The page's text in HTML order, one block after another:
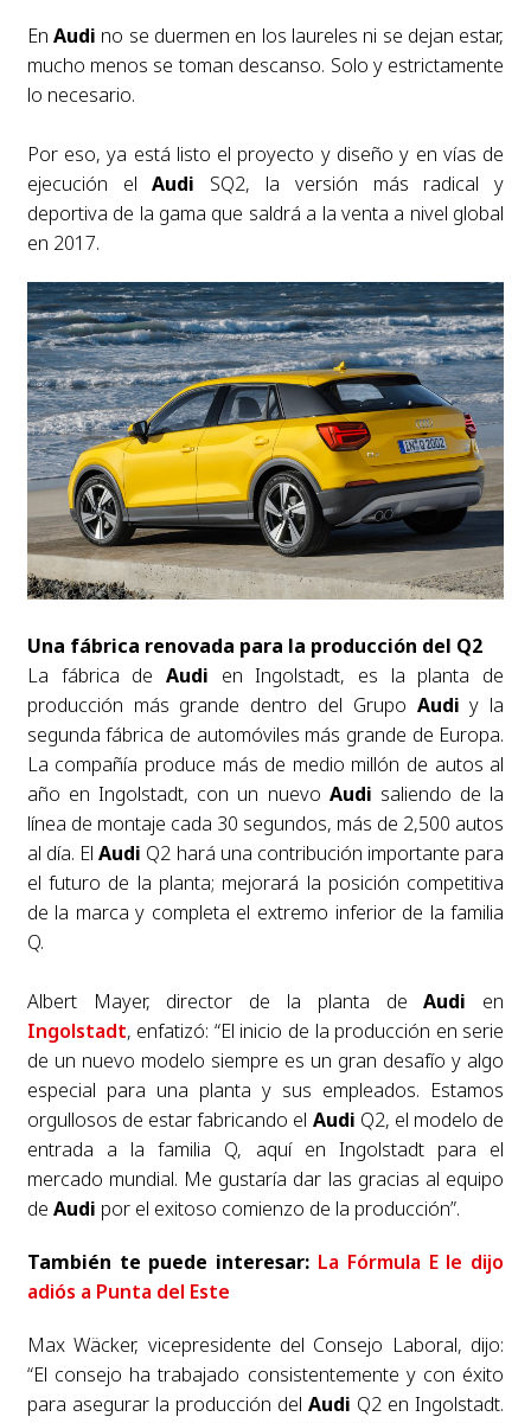
EnAudi no se duermen en los laureles ni se dejan estar,
mucho menos se toman descanso. Solo y estrictamente
lo necesario.
Por eso, ya está listo el proyecto y diseño y en vías de
ejecución elAudi SQ2, la versión más radical y
deportiva de la gama que saldrá a la venta a nivel global
en 2017.
Una fábrica renovada para la producción del Q2
La fábrica de Audi en Ingolstadt, es la planta de
producción más grande dentro del Grupo Audi y la
segunda fábrica de automóviles más grande de Europa.
La compañía produce más de medio millón de autos al
año en Ingolstadt, con un nuevo Audi saliendo de la
línea de montaje cada 30 segundos, más de 2,500 autos
al día. ElAudi Q2 hará una contribución importante para
el futuro de la planta; mejorará la posición competitiva
de la marca y completa el extremo inferior de la familia
Q.
Albert Mayer, director de la planta deAudi en
Ingolstadt, enfatizó: “El inicio de la producción en serie
de un nuevo modelo siempre es un gran desafío y algo
especial para una planta y sus empleados. Estamos
orgullosos de estar fabricando el Audi Q2, el modelo de
entrada a la familia Q, aquí en Ingolstadt para el
mercado mundial. Me gustaría dar las gracias al equipo
de Audi por el exitoso comienzo de la producción”.
También te puede interesar: La Fórmula E le dijo
adiós a Punta del Este
Max Wäcker, vicepresidente del Consejo Laboral, dijo:
“El consejo ha trabajado consistentemente y con éxito
para asegurar la producción delAudi Q2 en Ingolstadt.